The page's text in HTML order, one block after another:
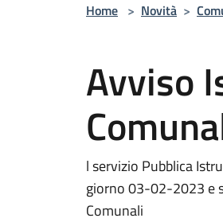
Home > Novità >
Avviso
l servizio Pubblica
giorno 03-02-2023 e
Comunali